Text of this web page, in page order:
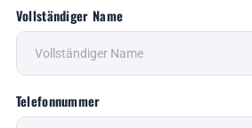
Vollständiger Name
Telefonnummer